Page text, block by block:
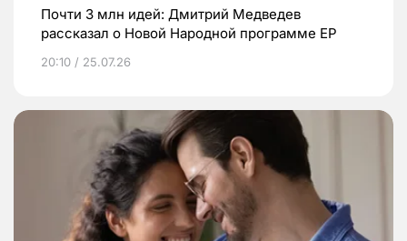
Почти 3 млн идей: Дмитрий Медведев
рассказал о Новой Народной программе ЕР
20:10 / 25.07.26